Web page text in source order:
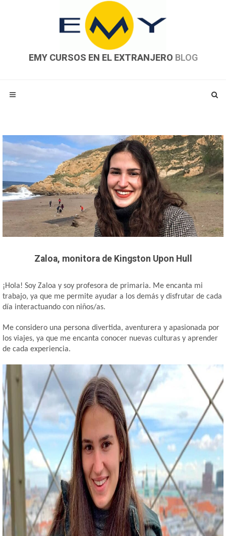
EMY CURSOS EN EL EXTRANJERO BLOG
Zaloa, monitora de Kingston Upon Hull
¡Hola! Soy Zaloa y soy profesora de primaria. Me encanta mi
trabajo, ya que me permite ayudar a los demás y disfrutar de cada
día interactuando con niños/as.
Me considero una persona divertida, aventurera y apasionada por
los viajes, ya que me encanta conocer nuevas culturas y aprender
de cada experiencia.